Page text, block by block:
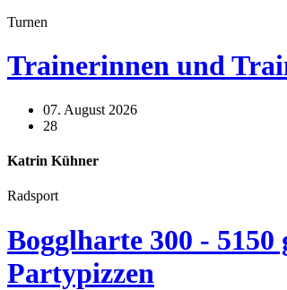
Turnen
Trainerinnen und
07. August 2026
28
Katrin Kühner
Radsport
Bogglharte 300 -
Partypizzen